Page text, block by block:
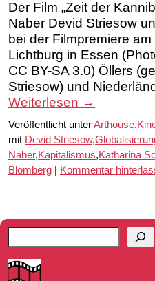
Der Film „Zeit der
Naber Devid Striesow
bei der Filmpremiere
Lichtburg in Essen
CC BY-SA 3.0) Öllers
Striesow) und
Weiterlesen →
Veröffentlicht unterArthouse,
mit Devid Striesow,
Naber,Kapitalismus,Katharina
Blomberg
Kommentar